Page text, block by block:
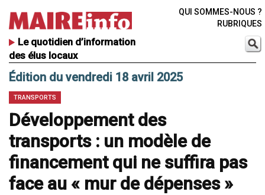
Le quotidien d’information
des élus locaux
QUI SOMMES-NOUS ?
RUBRIQUES
Édition du vendredi 18 avril 2025
TRANSPORTS
Développement des
transports : un modèle de
financement qui ne suffira pas
face au « mur de dépenses »